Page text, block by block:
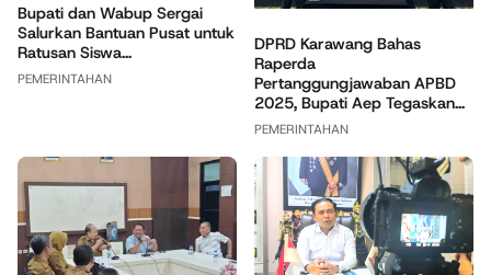
Bupati dan Wabup Sergai
Salurkan Bantuan Pusat untuk
Ratusan Siswa...
PEMERINTAHAN
DPRD Karawang Bahas
Raperda
Pertanggungjawaban APBD
2025, Bupati Aep Tegaskan...
PEMERINTAHAN